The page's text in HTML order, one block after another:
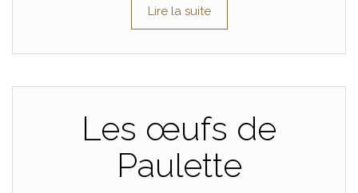
Lire la suite
Les œufs de
Paulette